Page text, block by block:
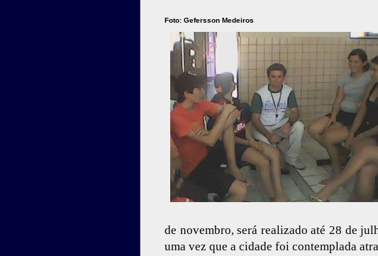
Foto: Gefersson Medeiros
de novembro, será realizado até 28 de
uma vez que a cidade foi contemplada